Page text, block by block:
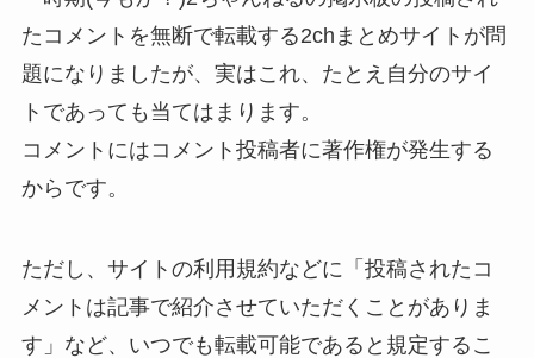
たコメントを無断で転載する2chまとめサイトが問
題になりましたが、実はこれ、たとえ自分のサイ
トであっても当てはまります。
コメントにはコメント投稿者に著作権が発生する
からです。
ただし、サイトの利用規約などに「投稿されたコ
メントは記事で紹介させていただくことがありま
す」など、いつでも転載可能であると規定するこ